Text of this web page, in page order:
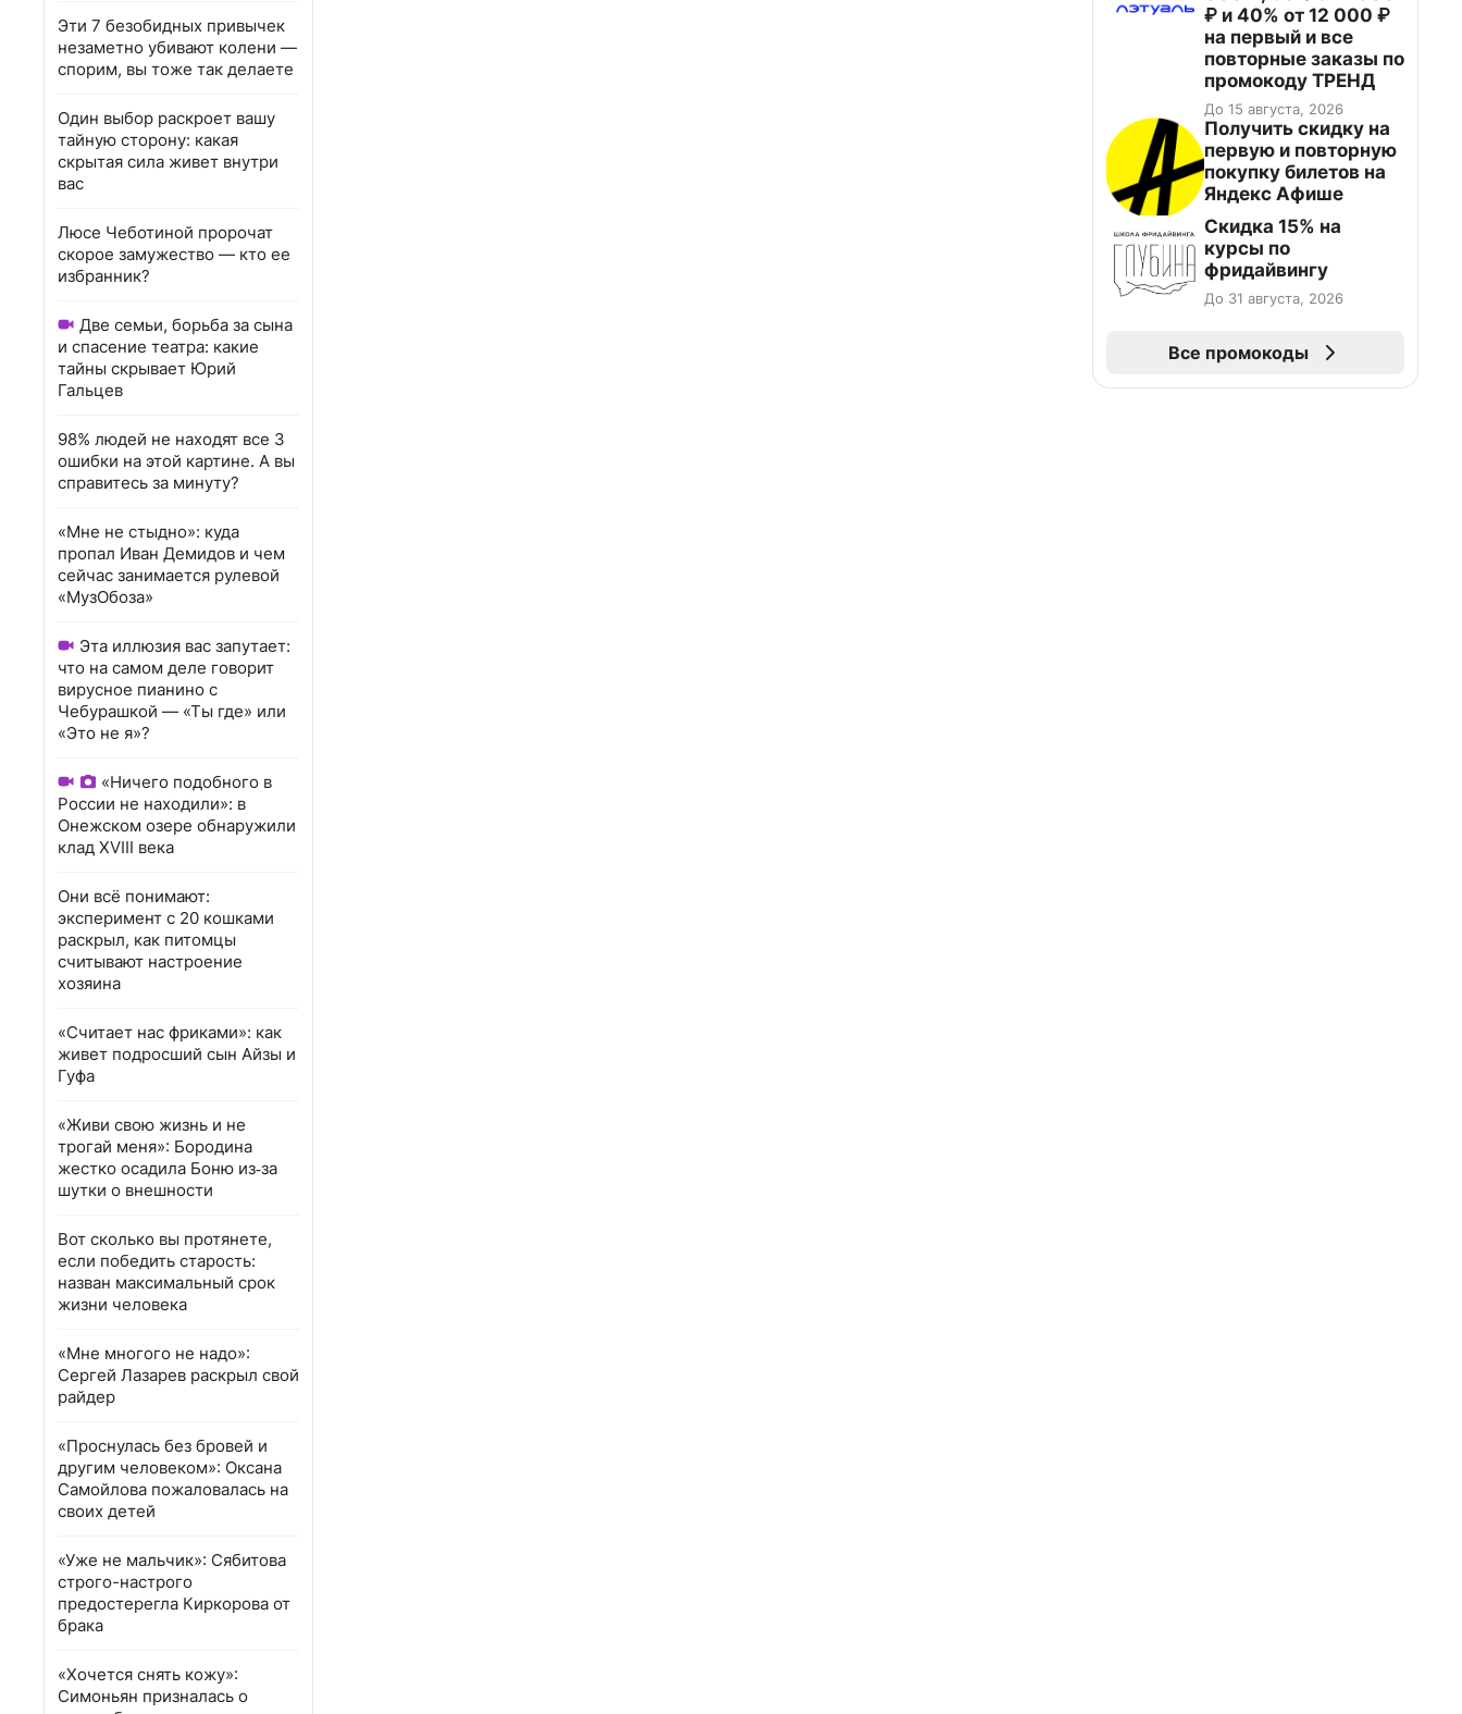
Эти 7 безобидных привычек
незаметно убивают колени —
спорим, вы тоже так делаете
Один выбор раскроет вашу
тайную сторону: какая
скрытая сила живет внутри
вас
Люсе Чеботиной пророчат
скорое замужество — кто ее
избранник?
Две семьи, борьба за сына
и спасение театра: какие
тайны скрывает Юрий
Гальцев
98% людей не находят все 3
ошибки на этой картине. А вы
справитесь за минуту?
«Мне не стыдно»: куда
пропал Иван Демидов и чем
сейчас занимается рулевой
«МузОбоза»
Эта иллюзия вас запутает:
что на самом деле говорит
вирусное пианино с
Чебурашкой — «Ты где» или
«Это не я»?
«Ничего подобного в
России не находили»: в
Онежском озере обнаружили
клад XVIII века
Они всё понимают:
эксперимент с 20 кошками
раскрыл, как питомцы
считывают настроение
хозяина
«Считает нас фриками»: как
живет подросший сын Айзы и
Гуфа
«Живи свою жизнь и не
трогай меня»: Бородина
жестко осадила Боню из‑за
шутки о внешности
Вот сколько вы протянете,
если победить старость:
назван максимальный срок
жизни человека
«Мне многого не надо»:
Сергей Лазарев раскрыл свой
райдер
«Проснулась без бровей и
другим человеком»: Оксана
Самойлова пожаловалась на
своих детей
«Уже не мальчик»: Сябитова
строго-настрого
предостерегла Киркорова от
брака
«Хочется снять кожу»:
Симоньян призналась о
₽ и 40% от 12 000 ₽
на первый и все
повторные заказы по
промокоду ТРЕНД
До 15 августа, 2026
Получить скидку на
первую и повторную
покупку билетов на
Яндекс Афише
Скидка 15% на
курсы по
фридайвингу
До 31 августа, 2026
Все промокоды